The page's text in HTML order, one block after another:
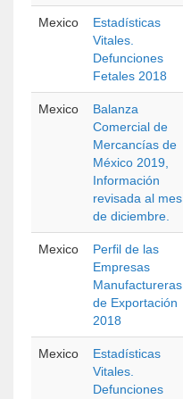
Mexico
Estadísticas
Vitales.
Defunciones
Fetales 2018
Mexico
Balanza
Comercial de
Mercancías de
México 2019,
Información
revisada al mes
de diciembre.
Mexico
Perfil de las
Empresas
Manufactureras
de Exportación
2018
Mexico
Estadísticas
Vitales.
Defunciones